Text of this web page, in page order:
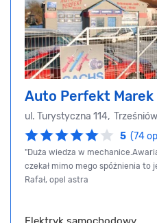
Auto Perfekt Marek
ul. Turystyczna 114,
5 (74
"Duża wiedza w
czekał mimo mego spóżnienia to
Rafał, opel astra